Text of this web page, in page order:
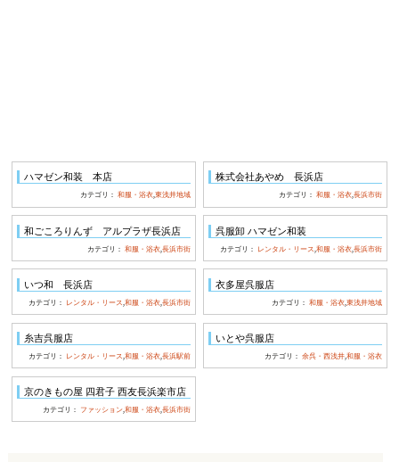
ハマゼン和装 本店
カテゴリ：和服・浴衣,東浅井地域
株式会社あやめ 長浜店
カテゴリ：和服・浴衣,長浜市街
和ごころりんず アルプラザ長浜店
カテゴリ：和服・浴衣 ,長浜市街
呉服卸 ハマゼン和装
カテゴリ： レンタル・リース ,和服・浴衣 ,長浜市街
いつ和 長浜店
カテゴリ： レンタル・リース ,和服・浴衣 ,長浜市街
衣多屋呉服店
カテゴリ：和服・浴衣 ,東浅井地域
糸吉呉服店
カテゴリ： レンタル・リース,和服・浴衣,長浜駅前
いとや呉服店
カテゴリ：余呉・西浅井,和服・浴衣
京のきもの屋 四君子 西友長浜楽市店
カテゴリ： ファッション,和服・浴衣,長浜市街